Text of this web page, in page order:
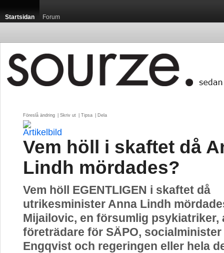
Startsidan Forum
Föreslå ändring Skriv ut Tipsa Dela
Vem höll i skaftet då
Lindh mördades?
Vem höll EGENTLIGEN i skaftet då
utrikesminister Anna Lindh
Mijailovic, en försumlig psykiatriker,
företrädare för SÄPO,
Engqvist och regeringen eller hela